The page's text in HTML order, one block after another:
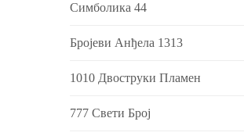
Симболика 44
Бројеви Анђела 1313
1010 Двоструки Пламен
777 Свети Број